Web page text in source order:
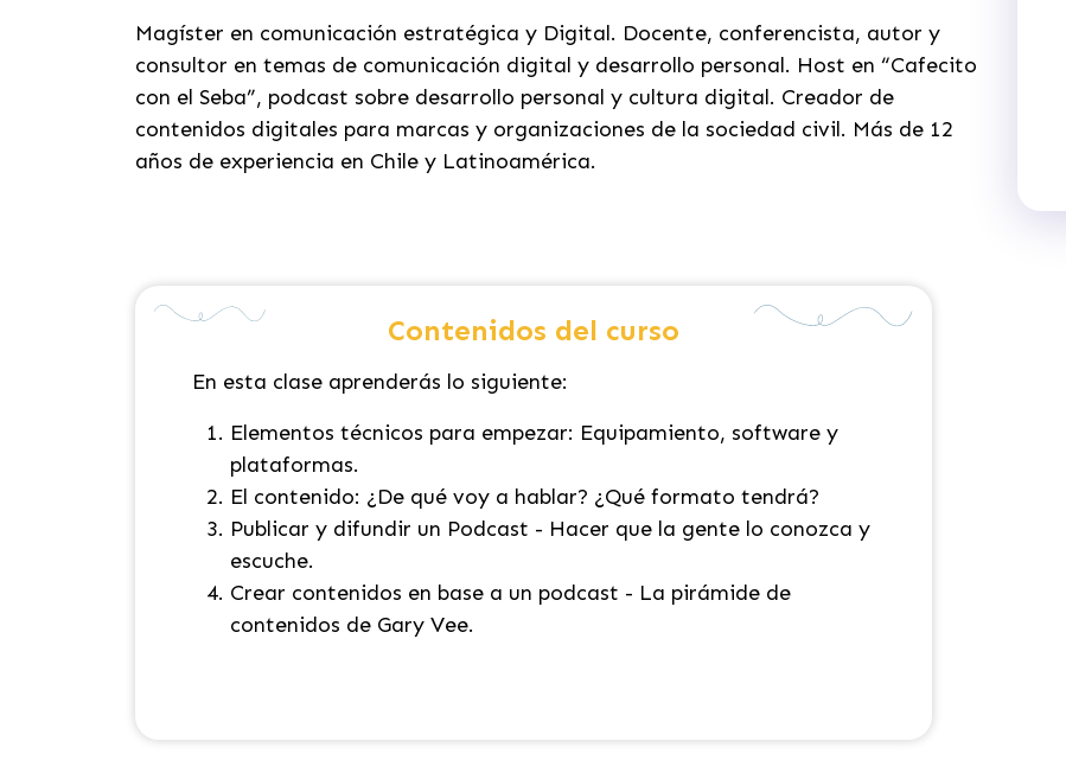
Magíster en comunicación estratégica y Digital. Docente, conferencista, autor y
consultor en temas de comunicación digital y desarrollo personal. Host en “Cafecito
con el Seba”, podcast sobre desarrollo personal y cultura digital. Creador de
contenidos digitales para marcas y organizaciones de la sociedad civil. Más de 12
años de experiencia en Chile y Latinoamérica.
Contenidos del curso
En esta clase aprenderás lo siguiente:
Elementos técnicos para empezar: Equipamiento, software y
plataformas.
El contenido: ¿De qué voy a hablar? ¿Qué formato tendrá?
Publicar y difundir un Podcast - Hacer que la gente lo conozca y
escuche.
Crear contenidos en base a un podcast - La pirámide de
contenidos de Gary Vee.